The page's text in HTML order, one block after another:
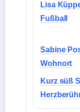
Lisa
Fußball
Sabine
Wohnort
Kurz süß